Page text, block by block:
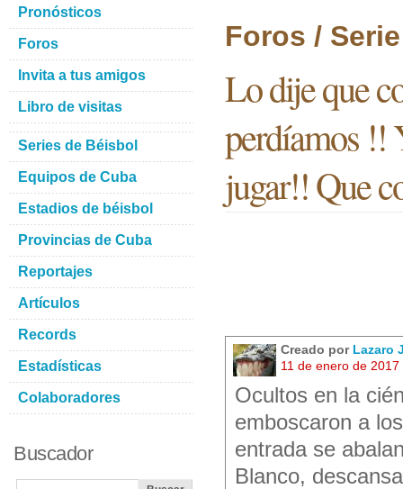
Foros /
Lo dije que
perdíamos !!
jugar!! Que
Creado por Lazaro
11 de enero de
Ocultos en la
emboscaron a
entrada se
Blanco,
Pronósticos
Foros
Invita a tus amigos
Libro de visitas
Series de Béisbol
Equipos de Cuba
Estadios de béisbol
Provincias de Cuba
Reportajes
Artículos
Records
Estadísticas
Colaboradores
Buscador